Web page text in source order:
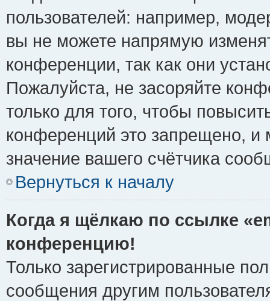
пользователей: например,
вы не можете напрямую
конференции, так как они
Пожалуйста, не засоряйте
только для того, чтобы
конференций это запрещено, и
значение вашего счётчика
Вернуться к началу
Когда я щёлкаю по ссылке
конференцию!
Только зарегистрированные
сообщения другим